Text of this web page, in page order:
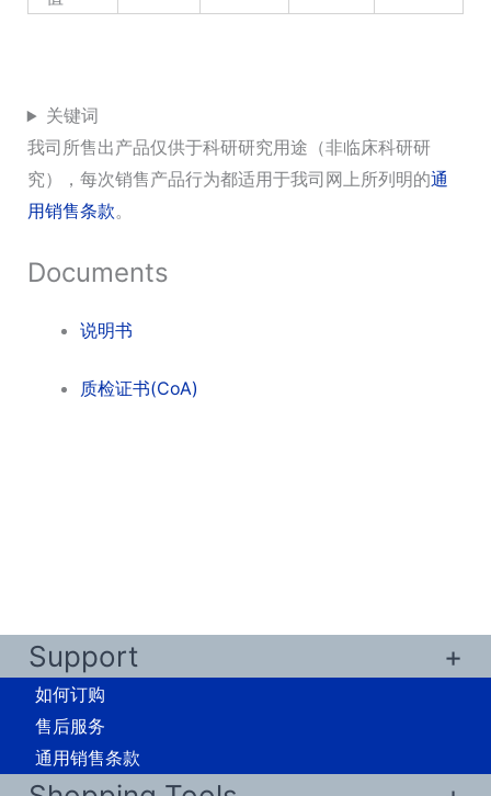
关键词
我司所售出产品仅供于科研研究用途（非临床科研研
究），每次销售产品行为都适用于我司网上所列明的通
用销售条款。
Documents
说明书
质检证书(CoA)
Support
如何订购
售后服务
通用销售条款